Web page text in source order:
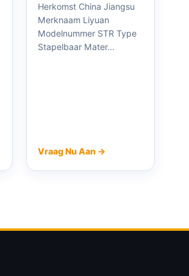
Herkomst China Jiangsu
Merknaam Liyuan
Modelnummer STR Type
Stapelbaar Mater...
Vraag Nu Aan →